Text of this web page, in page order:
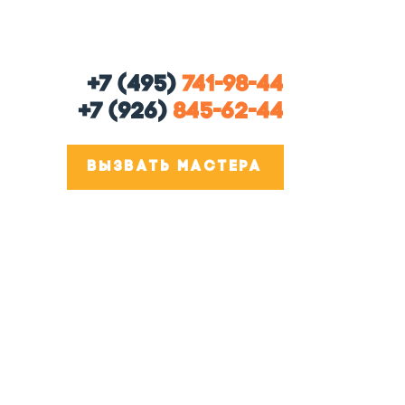
+7 (495)741-98-44
+7 (926)845-62-44
ВЫЗВАТЬ МАСТЕРА